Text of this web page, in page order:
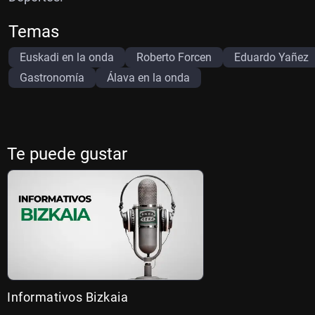
Temas
Euskadi en la onda Roberto Forcen Eduardo Yañez
Gastronomía
Álava en la onda
Te puede gustar
Informativos Bizkaia